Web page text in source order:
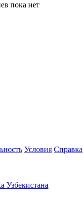
пока нет
Условия Справка
Узбекистана